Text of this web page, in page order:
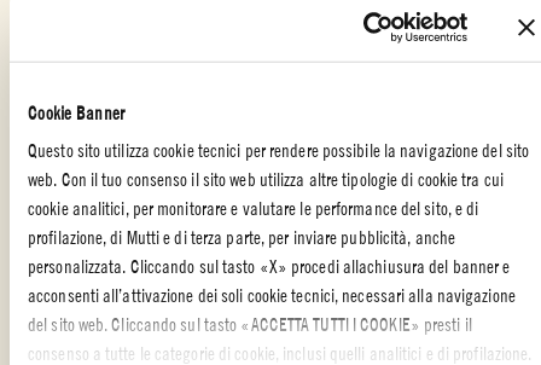
Cookie Banner
Questo sito utilizza cookie tecnici per rendere possibile la navigazione del sito
web. Con il tuo consenso il sito web utilizza altre tipologie di cookie tra cui
cookie analitici, per monitorare e valutare le performance del sito, e di
profilazione, di Mutti e di terza parte, per inviare pubblicità, anche
personalizzata. Cliccando sul tasto «X» procedi allachiusura del banner e
acconsenti all’attivazione dei soli cookie tecnici, necessari alla navigazione
del sito web. Cliccando sul tasto «ACCETTA TUTTI I COOKIE» presti il
consenso a tutte le categorie di cookie, inclusi quelli analitici e di profilazione.
CONDIVIDILA CON I TUOI AMICI